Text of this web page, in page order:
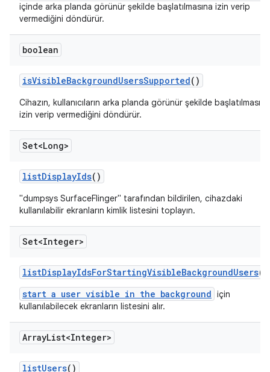
içinde arka planda görünür şekilde başlatılmasına izin verip
vermediğini döndürür.
boolean
isVisibleBackgroundUsersSupported()
Cihazın, kullanıcıların arka planda görünür şekilde başlatılmasına
izin verip vermediğini döndürür.
Set<Long>
listDisplayIds()
"dumpsys SurfaceFlinger" tarafından bildirilen, cihazdaki
kullanılabilir ekranların kimlik listesini toplayın.
Set<Integer>
listDisplayIdsForStartingVisibleBackgroundUsers()
start a user visible in the background için
kullanılabilecek ekranların listesini alır.
ArrayList<Integer>
listUsers()